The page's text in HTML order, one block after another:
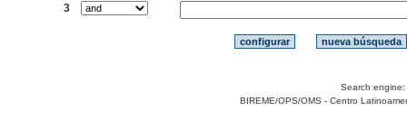
3
Search engine:
BIREME/OPS/OMS - Centro